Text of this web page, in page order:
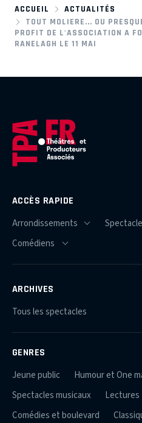
ACCUEIL
ACTUALITÉS
TOUT MOLIERE... OU
PROFIT DE L'ASSOCIATION A
RANELAGH LE 11 MAI
ACCÈS RAPIDE
ARCHIVES
Tous les spectacles
GENRES
Jeune public
Humour et One
Spectacles musicaux
Lectures
Comédies et boulevard